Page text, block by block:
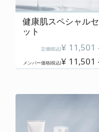
プライバシーポリシー
運営会社
0120-
定休日 : 毎週
健康肌スペシャルセ
ット
定価(税込)¥ 11,501
メンバー価格(税込)¥ 11,501